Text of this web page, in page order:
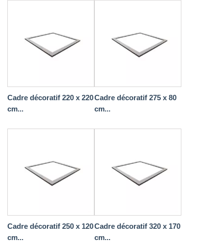
Cadre décoratif 220 x 220
cm...
Cadre décoratif 275 x 80
cm...
Cadre décoratif 250 x 120
cm...
Cadre décoratif 320 x 170
cm...